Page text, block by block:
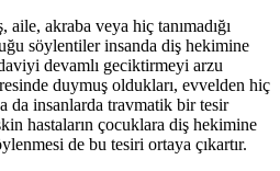
akraba veya hiç tanımadığı
söylentiler insanda diş hekimine
devamlı geciktirmeyi arzu
duymuş oldukları, evvelden hiç
da insanlarda travmatik bir tesir
hastaların çocuklara diş hekimine
de bu tesiri ortaya çıkartır.